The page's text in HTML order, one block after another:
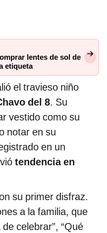
lentes de sol de
etiqueta
el travieso niño
del 8. Su
vestido como su
notar en su
en un
tendencia en
su primer disfraz.
a la familia, que
celebrar”, “Qué